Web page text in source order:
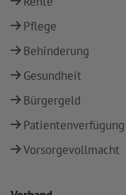
Pflege
Behinderung
Gesundheit
Bürgergeld
Patientenverfügung
Vorsorgevollmacht